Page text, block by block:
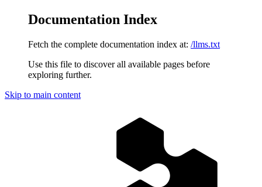
Documentation Index
Fetch the complete documentation index at: /llms.txt
Use this file to discover all available pages before
exploring further.
Skip to main content